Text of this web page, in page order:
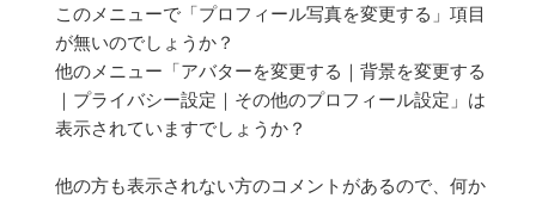
このメニューで「プロフィール写真を変更する」項目
が無いのでしょうか？
他のメニュー「アバターを変更する｜背景を変更する
｜プライバシー設定｜その他のプロフィール設定」は
表示されていますでしょうか？
他の方も表示されない方のコメントがあるので、何か